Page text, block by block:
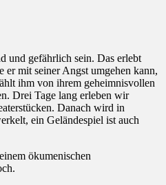
und gefährlich sein. Das erlebt
er mit seiner Angst umgehen kann,
ihm von ihrem geheimnisvollen
Drei Tage lang erleben wir
Danach wird in
ein Geländespiel ist auch
ökumenischen